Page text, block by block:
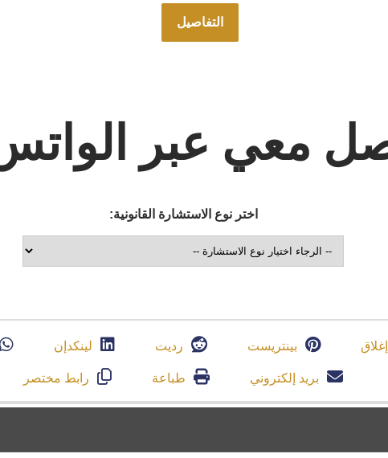
التفاصيل
معي عبر
اختر نوع الاستشارة القانونية:
إغلاق بينتريست رديت لينكدإن
بريد إلكتروني طباعة رابط مختصر